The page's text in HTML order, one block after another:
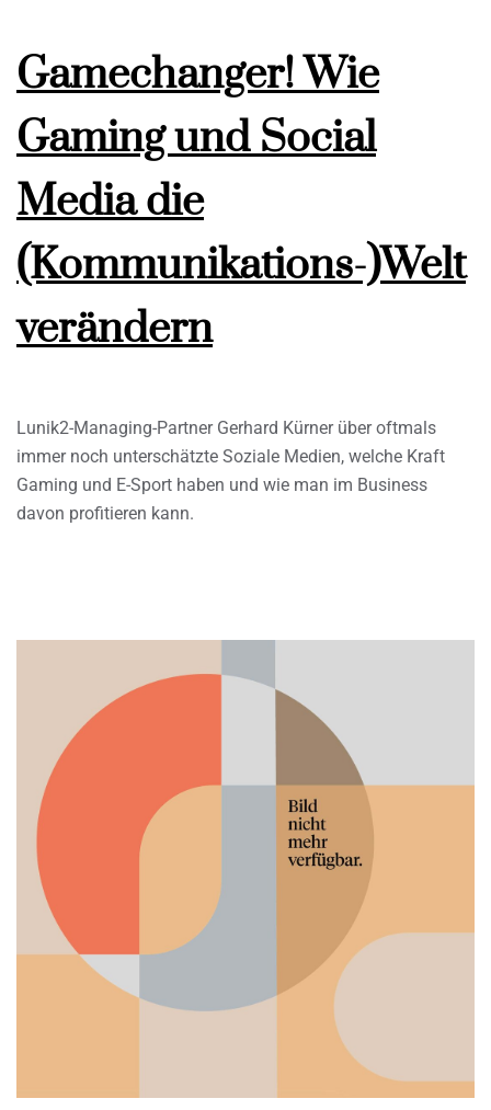
Gamechanger! Wie
Gaming und Social
Media die
(Kommunikations-)Welt
verändern
Lunik2-Managing-Partner Gerhard Kürner über oftmals
immer noch unterschätzte Soziale Medien, welche Kraft
Gaming und E-Sport haben und wie man im Business
davon profitieren kann.